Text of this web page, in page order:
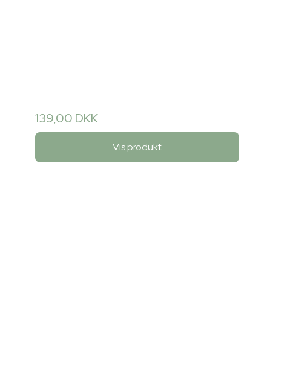
139,00 DKK
Vis produkt